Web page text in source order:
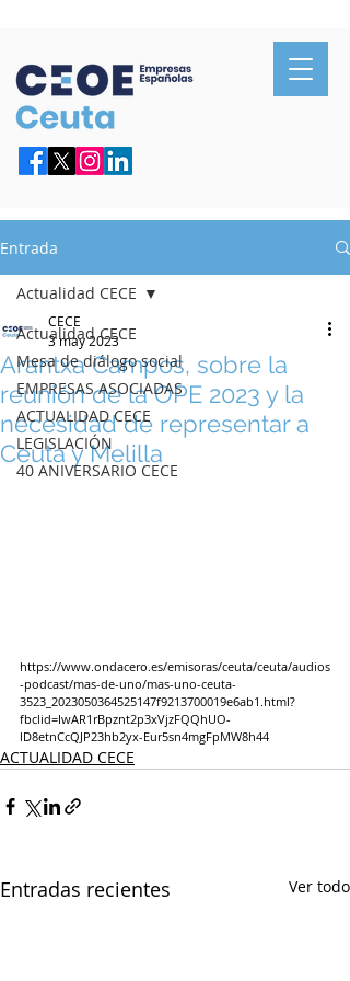
Entrada
Actualidad CECE
Mesa de diálogo social
EMPRESAS ASOCIADAS
ACTUALIDAD CECE
LEGISLACIÓN
40 ANIVERSARIO CECE
Actualidad CECE
Arantxa Campos, sobre la
reunión de la OPE 2023 y la
necesidad de representar a
Ceuta y Melilla
CECE
3 may 2023
https://www.ondacero.es/emisoras/ceuta/ceuta/audios
-podcast/mas-de-uno/mas-uno-ceuta-
3523_2023050364525147f9213700019e6ab1.html?
fbclid=IwAR1rBpznt2p3xVjzFQQhUO-
lD8etnCcQJP23hb2yx-Eur5sn4mgFpMW8h44
ACTUALIDAD CECE
Entradas recientes Ver todo